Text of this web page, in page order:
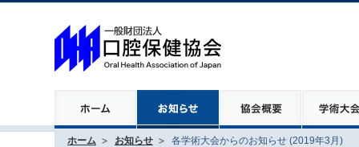
ホーム お知らせ 各学術大会からのお知らせ (2019年3月)